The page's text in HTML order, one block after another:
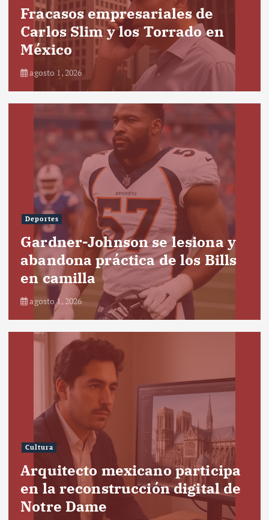
Fracasos empresariales de
Carlos Slim y los Torrado en
México
agosto 1, 2026
Deportes
Gardner-Johnson se lesiona y
abandona práctica de los Bills
en camilla
agosto 1, 2026
Cultura
Arquitecto mexicano participa
en la reconstrucción digital de
Notre Dame